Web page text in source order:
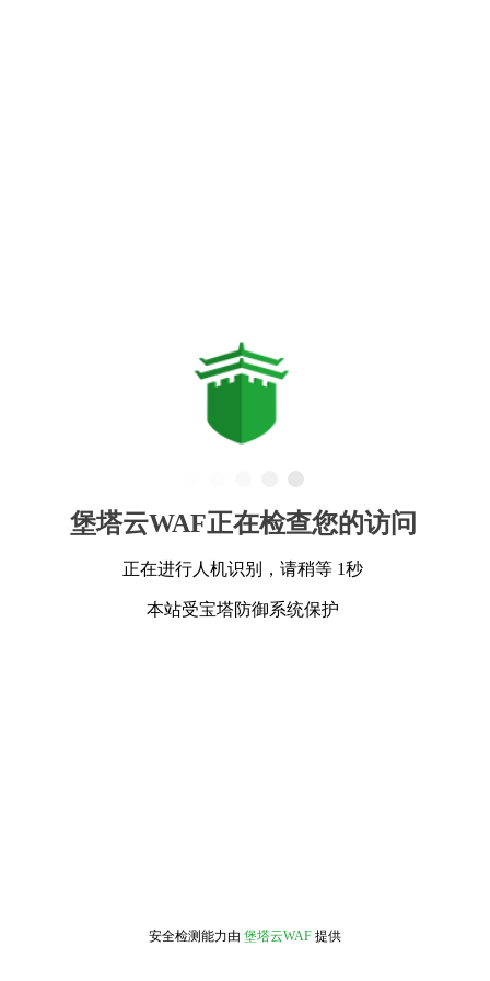
堡塔云WAF正在检查您的访问
正在进行人机识别，请稍等 1秒
本站受宝塔防御系统保护
安全检测能力由 堡塔云WAF 提供